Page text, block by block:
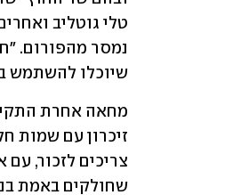
שיוכלו להשתמש